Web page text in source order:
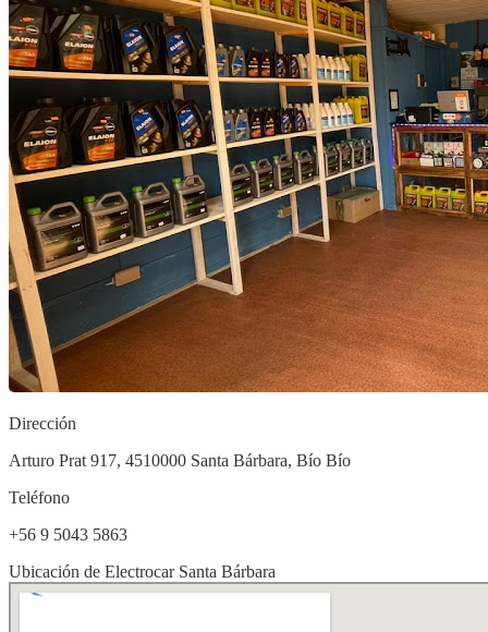
Dirección
Arturo Prat 917, 4510000 Santa Bárbara, Bío Bío
Teléfono
+56 9 5043 5863
Ubicación de Electrocar Santa Bárbara